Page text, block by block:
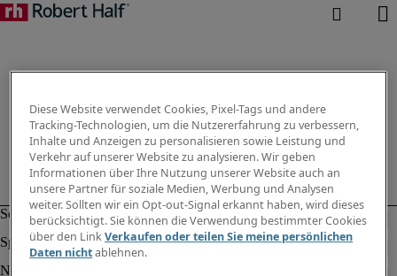
Diese Website verwendet Cookies, Pixel-Tags und andere
Tracking-Technologien, um die Nutzererfahrung zu verbessern,
Inhalte und Anzeigen zu personalisieren sowie Leistung und
Verkehr auf unserer Website zu analysieren. Wir geben
Informationen über Ihre Nutzung unserer Website auch an
unsere Partner für soziale Medien, Werbung und Analysen
weiter. Sollten wir ein Opt-out-Signal erkannt haben, wird dieses
berücksichtigt. Sie können die Verwendung bestimmter Cookies
über den LinkVerkaufen oder teilen Sie meine persönlichen
Daten nichtablehnen.